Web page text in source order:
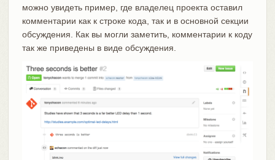
можно увидеть пример, где владелец проекта оставил
комментарии как к строке кода, так и в основной секции
обсуждения. Как вы могли заметить, комментарии к коду
так же приведены в виде обсуждения.